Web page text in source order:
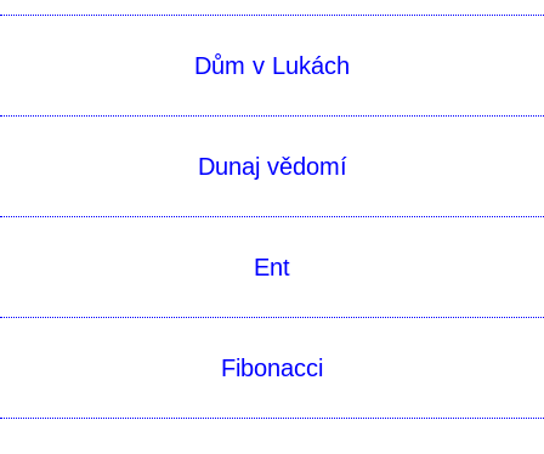
Dům v Lukách
Dunaj vědomí­
Ent
Fibonacci